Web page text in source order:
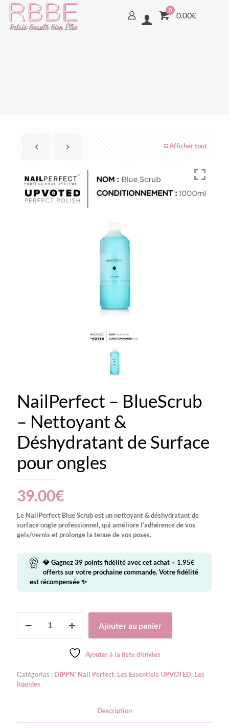
0
0.00€
Afficher tout
NailPerfect – BlueScrub
– Nettoyant &
Déshydratant de Surface
pour ongles
39.00€
Le NailPerfect Blue Scrubest un nettoyant & déshydratant de
surface ongle professionnel, qui améliore l’adhérence de vos
gels/vernis et prolonge la tenue de vos poses.
💎 Gagnez39points fidélité avec cet achat = 1.95€
offerts sur votre prochaine commande. Votre fidélité
est récompensée ✨
Nettoyant
&
pour
Ajouter au panier
Ajouter à la liste d’envies
Catégories : DIPPN’ Nail Perfect, Les Essentiels UPVOTED, Les
liquides
Description